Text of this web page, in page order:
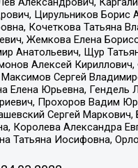
Цирульников Борис
Кочеткова Татьяна
Жемкова Елена
Анатольевич, Щур
Алексей
Сергей
Елена Юрьевна,
Прохоров Вадим
Сергей
Королева Александра
Татьяна Иосифовна,